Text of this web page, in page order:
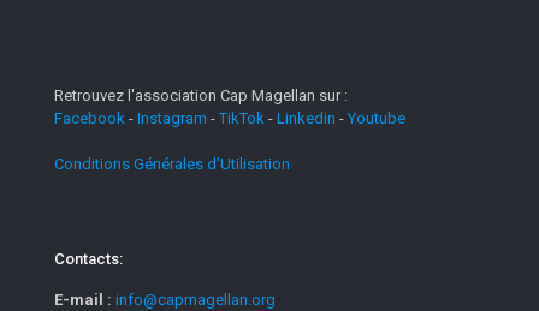
Retrouvez l'association Cap Magellan sur :
Facebook - Instagram -TikTok - Linkedin - Youtube
Conditions Générales d'Utilisation
Contacts:
E-mail : info@capmagellan.org